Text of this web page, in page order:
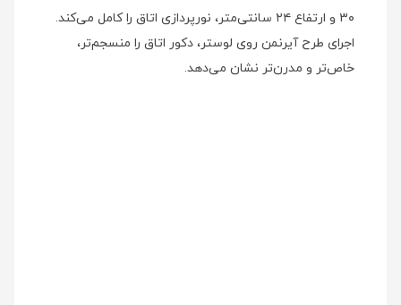
۳۰ و ارتفاع ۲۴ سانتی‌متر، نورپردازی اتاق را کامل می‌کند.
اجرای طرح آیرنمن روی لوستر، دکور اتاق را منسجم‌تر،
خاص‌تر و مدرن‌تر نشان می‌دهد.